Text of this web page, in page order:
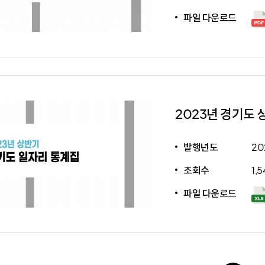
파일 다운로드
2023년 경기도
발행년도
조회수
파일 다운로드